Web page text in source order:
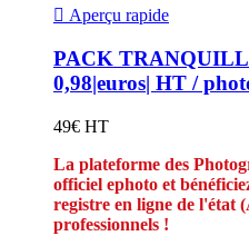
 Aperçu rapide
PACK
0,98|euros| HT /
49€ HT
La plateforme des
officiel ephoto et
registre en ligne de l'état
professionnels !